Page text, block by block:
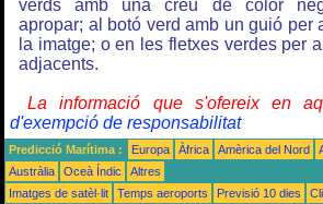
verds amb una creu de color
apropar; al botó verd amb un guió per
la imatge; o en les fletxes verdes per
adjacents.
La informació que s'ofereix en
d'exempció de responsabilitat
Predicció Marítima : Europa Àfrica Amèrica del Nord
Austràlia
Oceà Índic
Altres
Imatges de satèl·lit
Temps aeroports Previsió 10 dies